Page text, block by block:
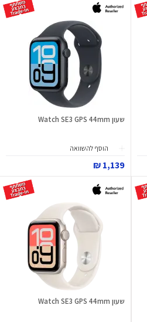
שעון Watch SE3 GPS 44mm
הוסף להשוואה
1,139 ₪
שעון Watch SE3 GPS 44mm